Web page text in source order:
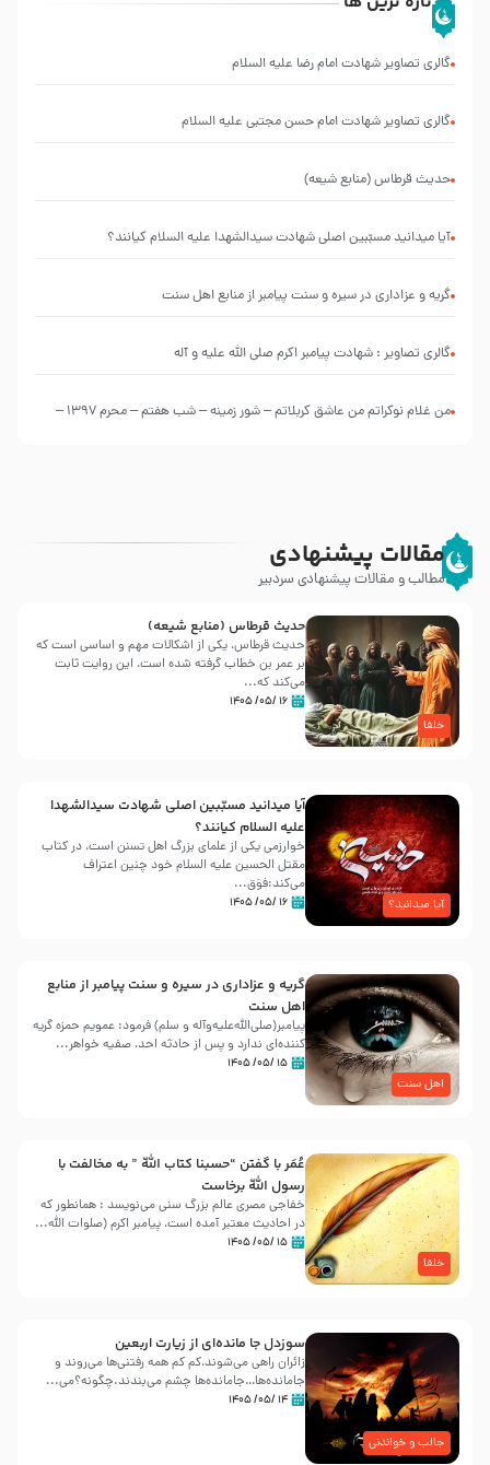
گالری تصاویر شهادت امام رضا علیه السلام
گالری تصاویر شهادت امام حسن مجتبی علیه السلام
حدیث قرطاس (منابع شیعه)
آیا میدانید مسبّبین اصلی شهادت سیدالشهدا علیه ‌السلام کیانند؟
گریه و عزاداری در سیره و سنت پیامبر از منابع اهل سنت
گالری تصاویر : شهادت پیامبر اکرم صلی الله علیه و آله
من غلام نوکراتم من عاشق کربلاتم – شور زمینه – شب هفتم – محرم 1397 –
مقالات پیشنهادی
مطالب و مقالات پیشنهادی سردبیر
خلفا
حدیث قرطاس (منابع شیعه)
حدیث قرطاس، یکی از اشکالات مهم و اساسی است که
بر عمر بن خطاب گرفته شده است، این روایت ثابت
می‌کند که...
۱۶ /۰۵/ ۱۴۰۵
آیا میدانید؟
آیا میدانید مسبّبین اصلی شهادت سیدالشهدا
علیه ‌السلام کیانند؟
خوارزمی یکی از علمای بزرگ اهل تسنن است، در کتاب
مقتل الحسین علیه ‌السلام خود چنین اعتراف
می‌کند:فوَق...
۱۶ /۰۵/ ۱۴۰۵
اهل سنت
گریه و عزاداری در سیره و سنت پیامبر از منابع
اهل سنت
پیامبر(صلی‌الله‌علیه‌وآله و سلم) فرمود: عمویم حمزه گریه
کننده‌ای ندارد و پس از حادثه احد، صفیه خواهر...
۱۵ /۰۵/ ۱۴۰۵
خلفا
عُمَر با گفتن “حسبنا كتاب اللّه ” به مخالفت با
رسول اللّه برخاست
خفاجی مصری عالم بزرگ سنی می‌نویسد : همانطور که
در احادیث معتبر آمده است، پیامبر اکرم (صلوات اللّه...
۱۵ /۰۵/ ۱۴۰۵
جالب و خواندنی
سوزدل جا مانده‌ای از زیارت اربعین
زائران راهی می‌شوند،کم‌ کم همه رفتنی‌ها می‌روند و
جامانده‌ها…جامانده‌ها چشم می‌بندند.چگونه؟می‌...
۱۴ /۰۵/ ۱۴۰۵